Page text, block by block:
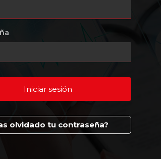
olvidado tu contraseña?